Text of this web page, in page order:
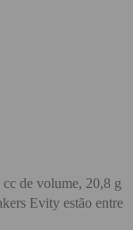
cc de volume, 20,8 g
Evity estão entre